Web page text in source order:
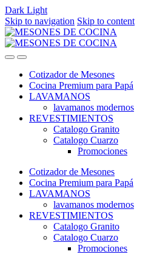
Dark Light
Skip to navigation Skip to content
Cotizador de Mesones
Cocina Premium para Papá
LAVAMANOS
lavamanos modernos
REVESTIMIENTOS
Catalogo Granito
Catalogo Cuarzo
Promociones
Cotizador de Mesones
Cocina Premium para Papá
LAVAMANOS
lavamanos modernos
REVESTIMIENTOS
Catalogo Granito
Catalogo Cuarzo
Promociones